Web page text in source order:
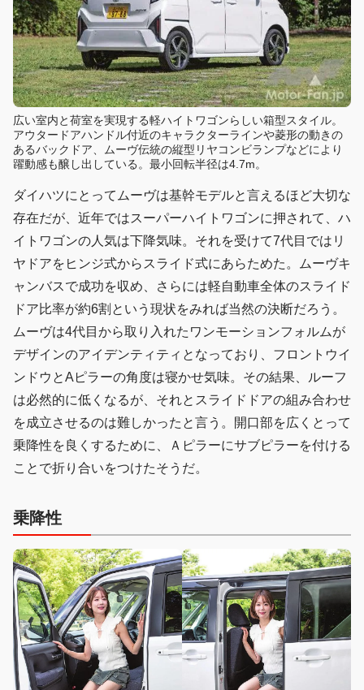
広い室内と荷室を実現する軽ハイトワゴンらしい箱型スタイル。
アウタードアハンドル付近のキャラクターラインや菱形の動きの
あるバックドア、ムーヴ伝統の縦型リヤコンビランプなどにより
躍動感も醸し出している。最小回転半径は4.7m。
ダイハツにとってムーヴは基幹モデルと言えるほど大切な
存在だが、近年ではスーパーハイトワゴンに押されて、ハ
イトワゴンの人気は下降気味。それを受けて7代目ではリ
ヤドアをヒンジ式からスライド式にあらためた。ムーヴキ
ャンバスで成功を収め、さらには軽自動車全体のスライド
ドア比率が約6割という現状をみれば当然の決断だろう。
ムーヴは4代目から取り入れたワンモーションフォルムが
デザインのアイデンティティとなっており、フロントウイ
ンドウとAピラーの角度は寝かせ気味。その結果、ルーフ
は必然的に低くなるが、それとスライドドアの組み合わせ
を成立させるのは難しかったと言う。開口部を広くとって
乗降性を良くするために、Ａピラーにサブピラーを付ける
ことで折り合いをつけたそうだ。
乗降性